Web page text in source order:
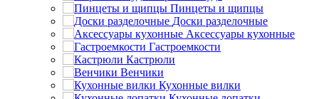
Пинцеты и щипцы
Доски разделочные
Аксессуары кухонные
Гастроемкости
Кастрюли
Венчики
Кухонные вилки